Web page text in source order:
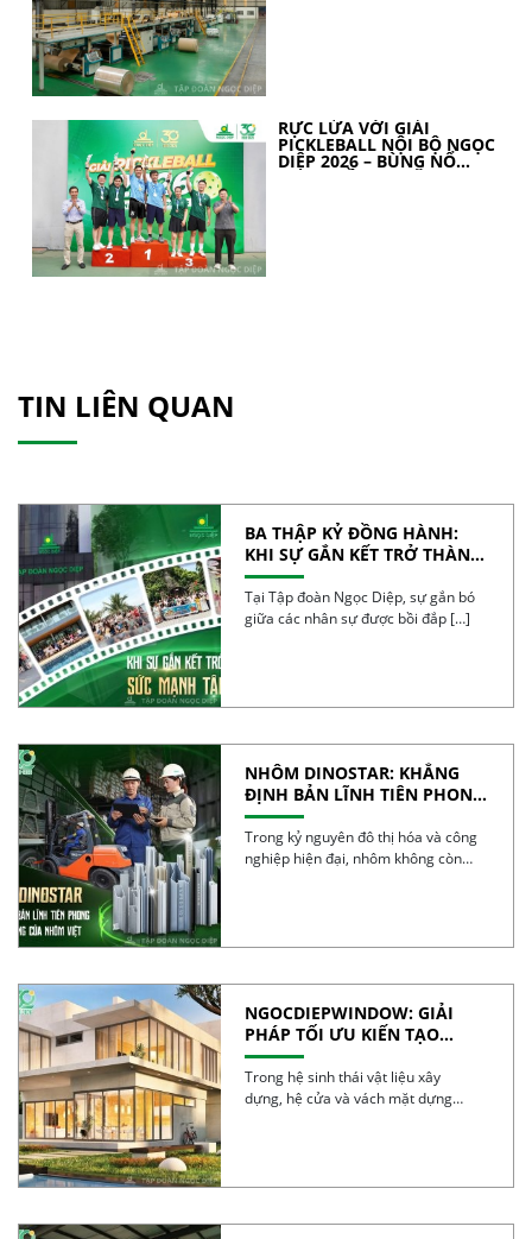
RỰC LỬA VỚI GIẢI
PICKLEBALL NỘI BỘ NGỌC
DIỆP 2026 – BÙNG NỔ
TINH THẦN 30 NĂM
TIN LIÊN QUAN
BA THẬP KỶ ĐỒNG HÀNH:
KHI SỰ GẮN KẾT TRỞ THÀNH
SỨC MẠNH TẬP THỂ
Tại Tập đoàn Ngọc Diệp, sự gắn bó
giữa các nhân sự được bồi đắp […]
NHÔM DINOSTAR: KHẲNG
ĐỊNH BẢN LĨNH TIÊN PHONG
VÀ CHẤT LƯỢNG CỦA NHÔM
VIỆT
Trong kỷ nguyên đô thị hóa và công
nghiệp hiện đại, nhôm không còn
NGOCDIEPWINDOW: GIẢI
PHÁP TỐI ƯU KIẾN TẠO
CÔNG TRÌNH XANH
Trong hệ sinh thái vật liệu xây
dựng, hệ cửa và vách mặt dựng